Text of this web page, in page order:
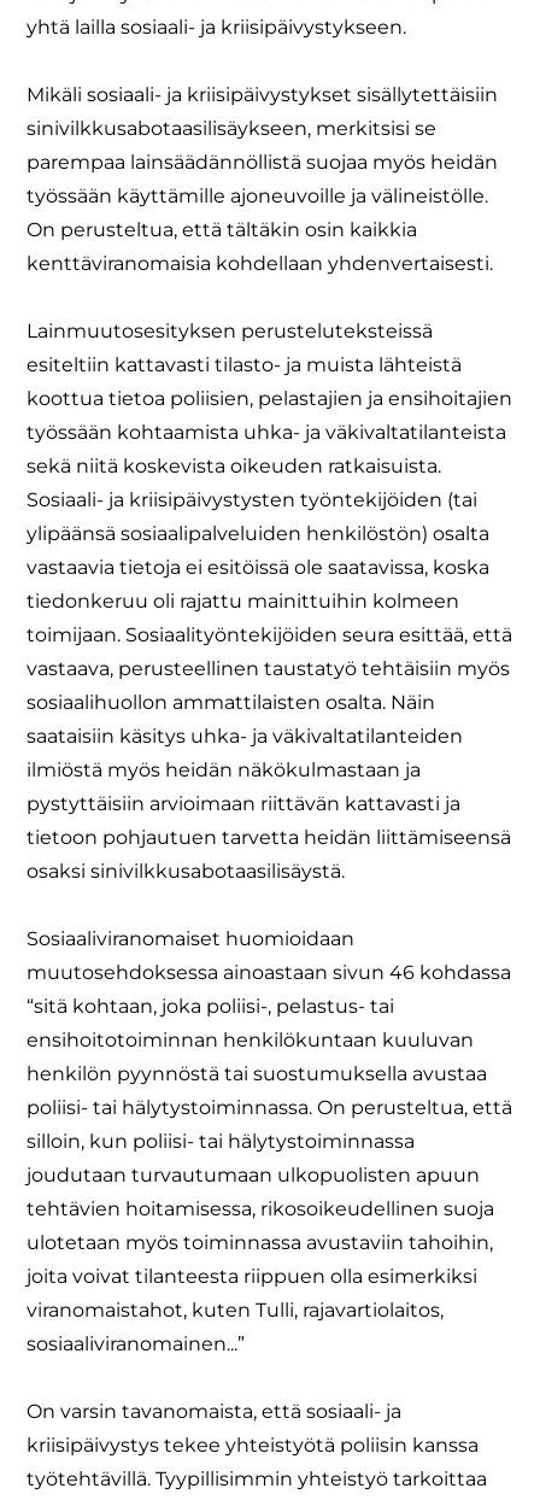
yhtä lailla sosiaali- ja kriisipäivystykseen.
Mikäli sosiaali- ja kriisipäivystykset sisällytettäisiin
sinivilkkusabotaasilisäykseen, merkitsisi se
parempaa lainsäädännöllistä suojaa myös heidän
työssään käyttämille ajoneuvoille ja välineistölle.
On perusteltua, että tältäkin osin kaikkia
kenttäviranomaisia kohdellaan yhdenvertaisesti.
Lainmuutosesityksen perusteluteksteissä
esiteltiin kattavasti tilasto- ja muista lähteistä
koottua tietoa poliisien, pelastajien ja ensihoitajien
työssään kohtaamista uhka- ja väkivaltatilanteista
sekä niitä koskevista oikeuden ratkaisuista.
Sosiaali- ja kriisipäivystysten työntekijöiden (tai
ylipäänsä sosiaalipalveluiden henkilöstön) osalta
vastaavia tietoja ei esitöissä ole saatavissa, koska
tiedonkeruu oli rajattu mainittuihin kolmeen
toimijaan. Sosiaalityöntekijöiden seura esittää, että
vastaava, perusteellinen taustatyö tehtäisiin myös
sosiaalihuollon ammattilaisten osalta. Näin
saataisiin käsitys uhka- ja väkivaltatilanteiden
ilmiöstä myös heidän näkökulmastaan ja
pystyttäisiin arvioimaan riittävän kattavasti ja
tietoon pohjautuen tarvetta heidän liittämiseensä
osaksi sinivilkkusabotaasilisäystä.
Sosiaaliviranomaiset huomioidaan
muutosehdoksessa ainoastaan sivun 46 kohdassa
“sitä kohtaan, joka poliisi-, pelastus- tai
ensihoitotoiminnan henkilökuntaan kuuluvan
henkilön pyynnöstä tai suostumuksella avustaa
poliisi- tai hälytystoiminnassa. On perusteltua, että
silloin, kun poliisi- tai hälytystoiminnassa
joudutaan turvautumaan ulkopuolisten apuun
tehtävien hoitamisessa, rikosoikeudellinen suoja
ulotetaan myös toiminnassa avustaviin tahoihin,
joita voivat tilanteesta riippuen olla esimerkiksi
viranomaistahot, kuten Tulli, rajavartiolaitos,
sosiaaliviranomainen...”
On varsin tavanomaista, että sosiaali- ja
kriisipäivystys tekee yhteistyötä poliisin kanssa
työtehtävillä. Tyypillisimmin yhteistyö tarkoittaa